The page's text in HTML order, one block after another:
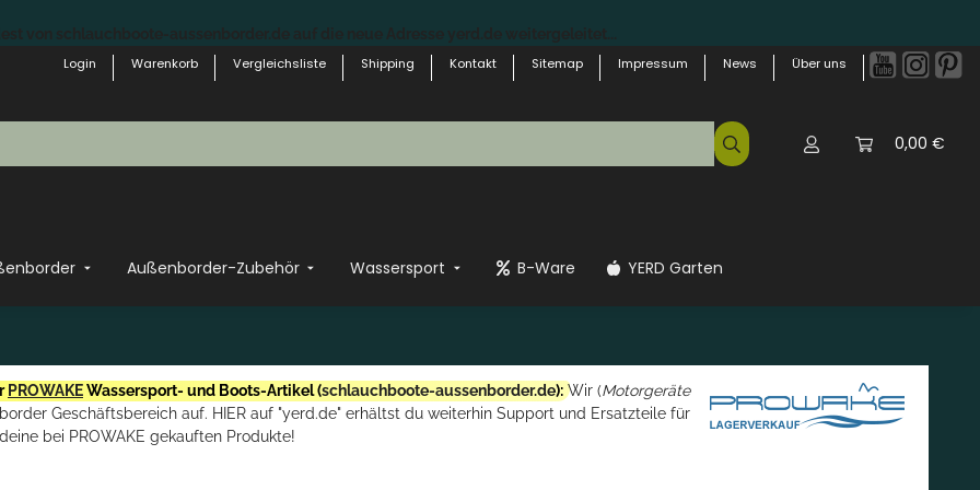
Login
Warenkorb Vergleichsliste Shipping Kontakt Sitemap Impressum News Über uns
0,00 €
Außenborder-Zubehör Wassersport B-Ware YERD Garten
PROWAKEWassersport- und Boots-Artikel (schlauchboote-aussenborder.de): Wir (Motorgeräte
Geschäftsbereich auf. HIER auf "yerd.de" erhältst du weiterhin Support und Ersatzteile für
deine bei PROWAKE gekauften Produkte!